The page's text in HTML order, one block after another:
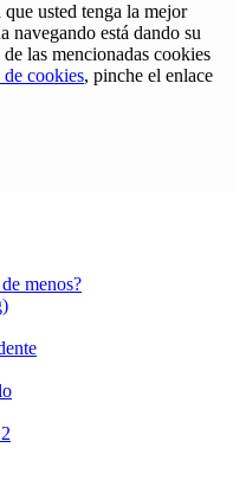
usted tenga la mejor
navegando está dando su
las mencionadas cookies
cookies, pinche el enlace
menos?